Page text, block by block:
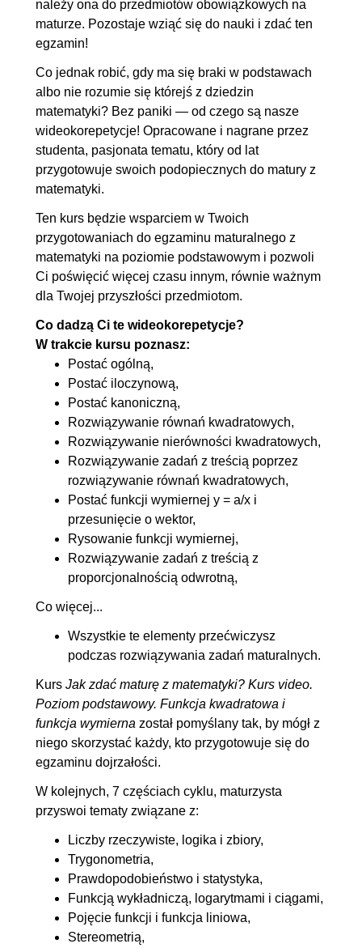
należy ona do przedmiotów obowiązkowych na
maturze. Pozostaje wziąć się do nauki i zdać ten
egzamin!
Co jednak robić, gdy ma się braki w podstawach
albo nie rozumie się którejś z dziedzin
matematyki? Bez paniki — od czego są nasze
wideokorepetycje! Opracowane i nagrane przez
studenta, pasjonata tematu, który od lat
przygotowuje swoich podopiecznych do matury z
matematyki.
Ten kurs będzie wsparciem w Twoich
przygotowaniach do egzaminu maturalnego z
matematyki na poziomie podstawowym i pozwoli
Ci poświęcić więcej czasu innym, równie ważnym
dla Twojej przyszłości przedmiotom.
Co dadzą Ci te wideokorepetycje?
W trakcie kursu poznasz:
Postać ogólną,
Postać iloczynową,
Postać kanoniczną,
Rozwiązywanie równań kwadratowych,
Rozwiązywanie nierówności kwadratowych,
Rozwiązywanie zadań z treścią poprzez
rozwiązywanie równań kwadratowych,
Postać funkcji wymiernej y = a/x i
przesunięcie o wektor,
Rysowanie funkcji wymiernej,
Rozwiązywanie zadań z treścią z
proporcjonalnością odwrotną,
Co więcej...
Wszystkie te elementy przećwiczysz
podczas rozwiązywania zadań maturalnych.
Kurs Jak zdać maturę z matematyki? Kurs video.
Poziom podstawowy. Funkcja kwadratowa i
funkcja wymierna został pomyślany tak, by mógł z
niego skorzystać każdy, kto przygotowuje się do
egzaminu dojrzałości.
W kolejnych, 7 częściach cyklu, maturzysta
przyswoi tematy związane z:
Liczby rzeczywiste, logika i zbiory,
Trygonometria,
Prawdopodobieństwo i statystyka,
Funkcją wykładniczą, logarytmami i ciągami,
Pojęcie funkcji i funkcja liniowa,
Stereometrią,